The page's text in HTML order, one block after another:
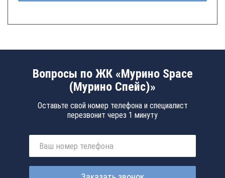
Вопросы по ЖК «Мурино Space
(Мурино Спейс)»
Оставьте свой номер телефона и специалист
перезвонит через 1 минуту